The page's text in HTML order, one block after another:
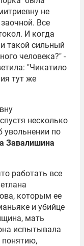
не
Все
И когда
такой сильный
человека?" -
"Чикатило
тут же
несколько
увольнении по
Завалишина
работать все
которым ее
и убийце
мать
испытывала
понятию,